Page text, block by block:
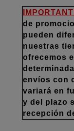
de
pueden
nuestras
ofrecemos
envíos con
variará en
y del plazo
recepción